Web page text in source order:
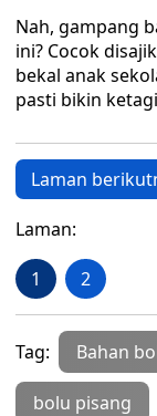
Nah, gampang
ini? Cocok
bekal anak
pasti bikin
Laman
Laman:
1 2
Tag: Bahan
bolu pisang